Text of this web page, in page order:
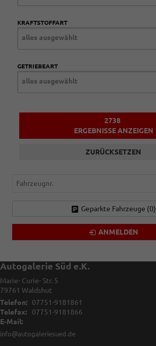
KRAFTSTOFFART
alles ausgewählt
GETRIEBEART
alles ausgewählt
2738
ERGEBNISSE ANZEIGEN
ZURÜCKSETZEN
Fahrzeugnr.
Geparkte Fahrzeuge (0)
ANMELDEN
Autogalerie Süd e.K.
Marie- Curie- Str. 5
79761 Waldshut
Telefon:
07751-9181861
Telefax:
07751-9181866
E-Mail:
info@autogaleriesued.de